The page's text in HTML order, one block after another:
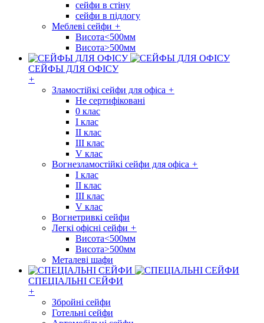
сейфи в стіну
сейфи в підлогу
Меблеві сейфи +
Висота<500мм
Висота>500мм
СЕЙФЫ ДЛЯ ОФІСУ
+
Зламостійкі сейфи для офіса +
Не сертифіковані
0 клас
I клас
II клас
III клас
V клас
Вогнезламостійкі сейфи для офіса +
I клас
II клас
III клас
V клас
Вогнетривкі сейфи
Легкі офісні сейфи +
Висота<500мм
Висота>500мм
Металеві шафи
СПЕЦІАЛЬНІ СЕЙФИ
+
Збройні сейфи
Готельні сейфи